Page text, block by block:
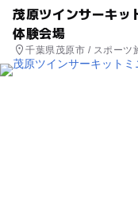
茂原ツインサーキッ
体験会場
千葉県茂原市 / スポーツ